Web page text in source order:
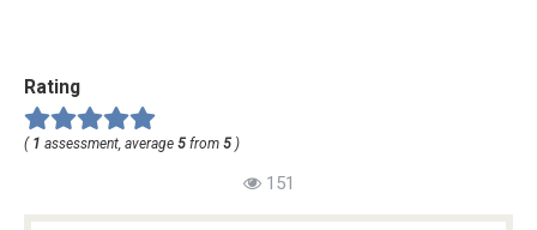
Rating
( 1 assessment, average 5 from 5 )
151